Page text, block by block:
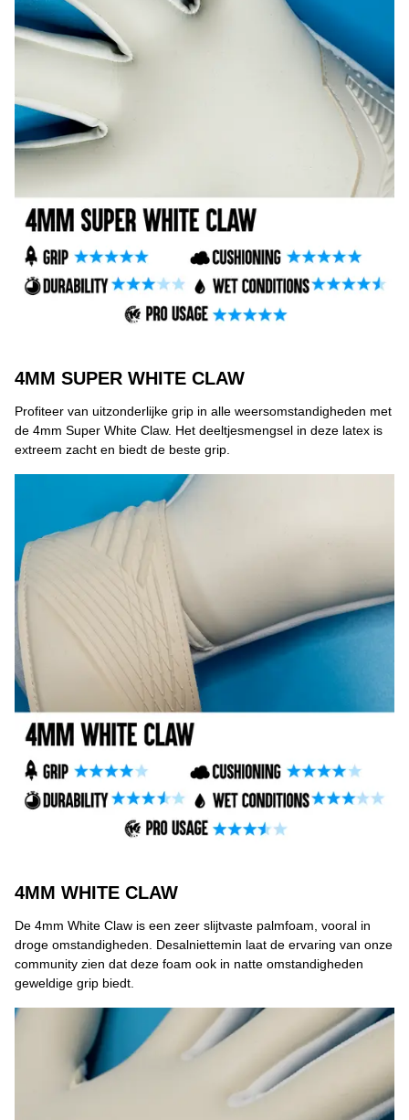
4MM SUPER WHITE CLAW
Profiteer van uitzonderlijke grip in alle weersomstandigheden met
de 4mm Super White Claw. Het deeltjesmengsel in deze latex is
extreem zacht en biedt de beste grip.
4MM WHITE CLAW
De 4mm White Claw is een zeer slijtvaste palmfoam, vooral in
droge omstandigheden. Desalniettemin laat de ervaring van onze
community zien dat deze foam ook in natte omstandigheden
geweldige grip biedt.